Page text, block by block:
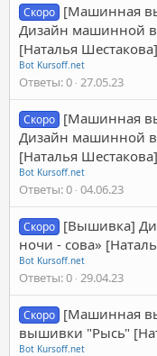
Скоро [Машинная
Дизайн машинной
[Наталья Шестакова]
Bot Kursoff.net
Ответы 0 27.05.23
Скоро [Машинная
Дизайн машинной
[Наталья Шестакова]
Bot Kursoff.net
Ответы 0 04.06.23
Скоро [Вышивка]
ночи - сова»
Bot Kursoff.net
Ответы 0 29.04.23
Скоро [Машинная
вышивки "Рысь"
Bot Kursoff.net